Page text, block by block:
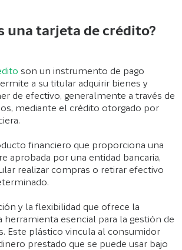
una tarjeta de crédito?
son un instrumento de pago
a su titular adquirir bienes y
de efectivo, generalmente a través de
mediante el crédito otorgado por
financiero que proporciona una
aprobada por una entidad bancaria,
realizar compras o retirar efectivo
y la flexibilidad que ofrece la
herramienta esencial para la gestión de
Este plástico vincula al consumidor
prestado que se puede usar bajo